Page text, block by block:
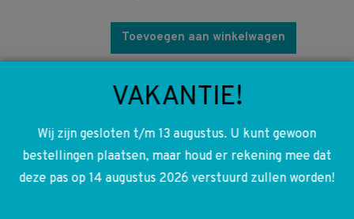
Toevoegen aan winkelwagen
A2028001048 2028001048
W202 Vacuüm pomp S202
vacuum
€40,00
VAKANTIE!
Wij zijn gesloten t/m 13 augustus. U kunt gewoon
bestellingen plaatsen, maar houd er rekening mee dat
deze pas op 14 augustus 2026 verstuurd zullen worden!